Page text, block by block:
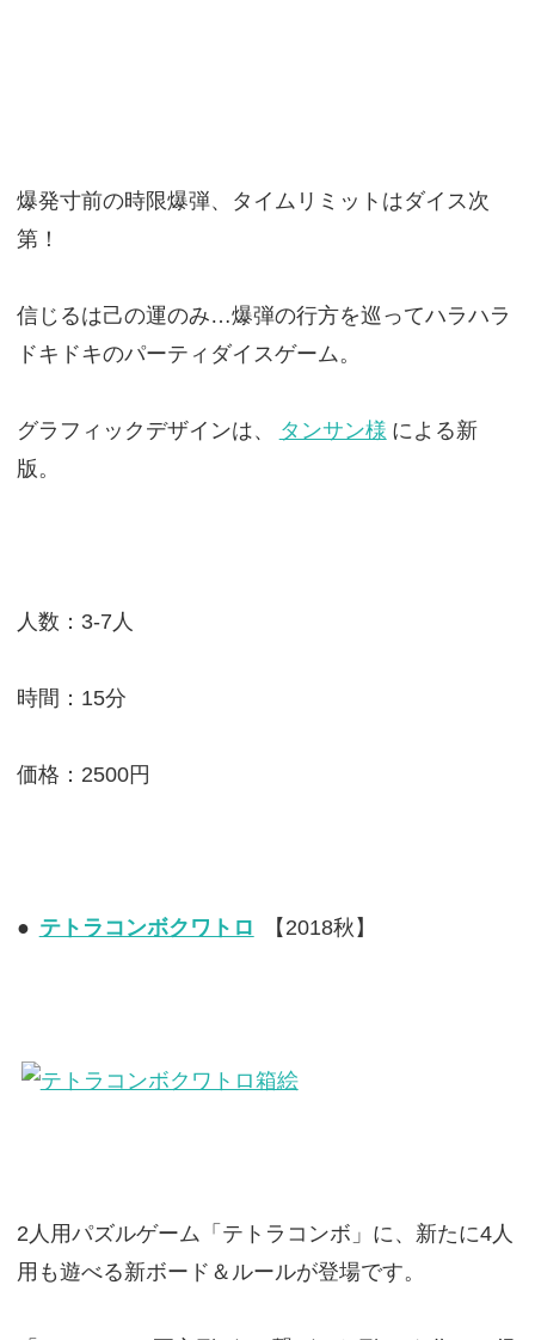
爆発寸前の時限爆弾、タイムリミットはダイス次
第！
信じるは己の運のみ…爆弾の行方を巡ってハラハラ
ドキドキのパーティダイスゲーム。
グラフィックデザインは、 タンサン様 による新
版。
人数：3-7人
時間：15分
価格：2500円
● テトラコンボクワトロ 【2018秋】
2人用パズルゲーム「テトラコンボ」に、新たに4人
用も遊べる新ボード＆ルールが登場です。